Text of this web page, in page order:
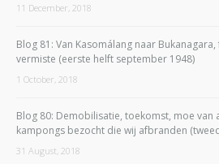
11 December, 2018
Blog 81: Van Kasomálang naar
vermiste (eerste helft september 1948)
1 October, 2018
Blog 80: Demobilisatie, toekomst, moe van
kampongs bezocht die wij afbranden
31 August, 2018